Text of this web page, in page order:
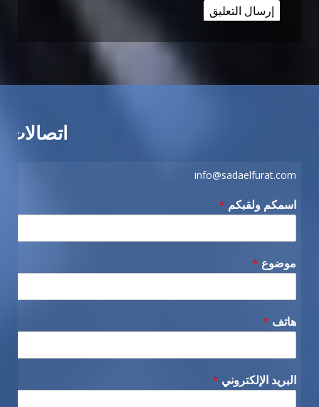
اتصالات
info@sadaelfurat.com
اسمكم ولقبكم *
موضوع *
هاتف *
البريد الإلكتروني *